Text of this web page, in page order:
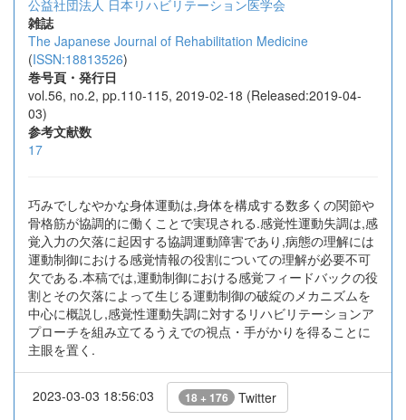
公益社団法人 日本リハビリテーション医学会
雑誌
The Japanese Journal of Rehabilitation Medicine
(ISSN:18813526)
巻号頁・発行日
vol.56, no.2, pp.110-115, 2019-02-18 (Released:2019-04-
03)
参考文献数
17
巧みでしなやかな身体運動は,身体を構成する数多くの関節や
骨格筋が協調的に働くことで実現される.感覚性運動失調は,感
覚入力の欠落に起因する協調運動障害であり,病態の理解には
運動制御における感覚情報の役割についての理解が必要不可
欠である.本稿では,運動制御における感覚フィードバックの役
割とその欠落によって生じる運動制御の破綻のメカニズムを
中心に概説し,感覚性運動失調に対するリハビリテーションア
プローチを組み立てるうえでの視点・手がかりを得ることに
主眼を置く.
2023-03-03 18:56:03 18 + 176 Twitter